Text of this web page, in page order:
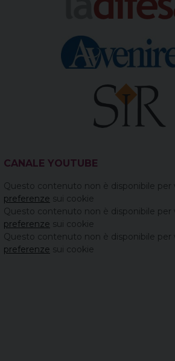
CANALE YOUTUBE
Questo contenuto non è disponibile per
preferenze sui cookie
Questo contenuto non è disponibile per
preferenze sui cookie
Questo contenuto non è disponibile per
preferenze sui cookie